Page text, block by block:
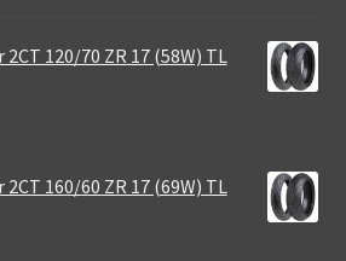
120/70 ZR 17 (58W) TL
160/60 ZR 17 (69W) TL